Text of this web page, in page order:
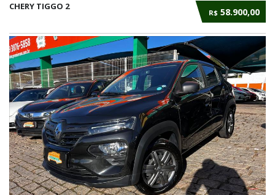
R$ 58.900,00
CHERY TIGGO 2